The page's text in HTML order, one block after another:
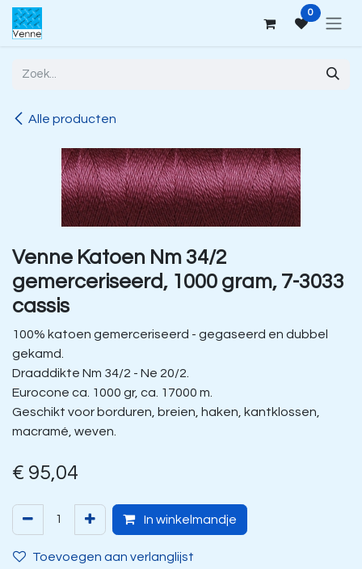
Overslaan naar inhoud 0
Alle producten
Venne Katoen Nm 34/2
gemerceriseerd, 1000 gram, 7-3033
cassis
100% katoen gemerceriseerd - gegaseerd en dubbel
gekamd.
Draaddikte Nm 34/2 - Ne 20/2.
Eurocone ca. 1000 gr, ca. 17000 m.
Geschikt voor borduren, breien, haken, kantklossen,
macramé, weven.
€ 95,04
In winkelmandje
Toevoegen aan verlanglijst